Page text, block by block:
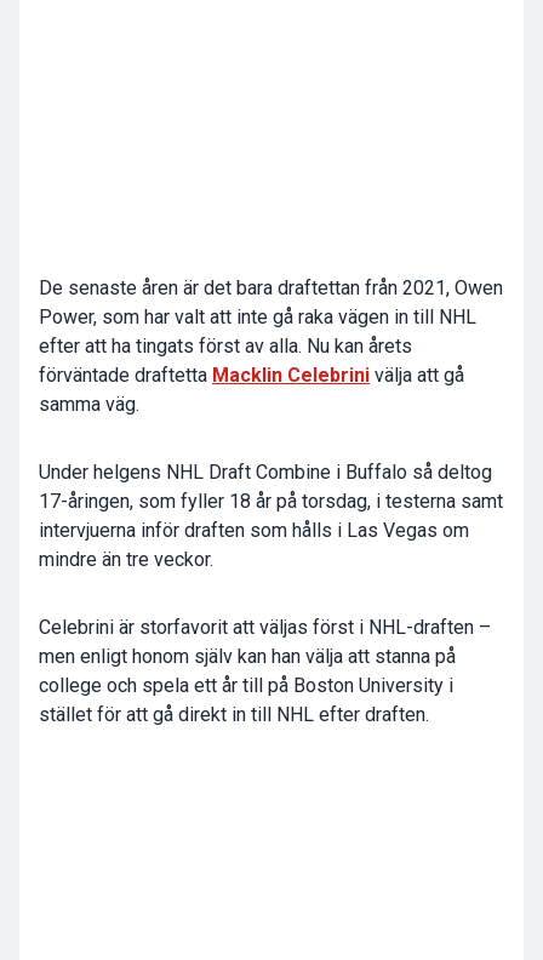
De senaste åren är det bara draftettan från 2021, Owen
Power, som har valt att inte gå raka vägen in till NHL
efter att ha tingats först av alla. Nu kan årets
förväntade draftetta Macklin Celebrini välja att gå
samma väg.
Under helgens NHL Draft Combine i Buffalo så deltog
17-åringen, som fyller 18 år på torsdag, i testerna samt
intervjuerna inför draften som hålls i Las Vegas om
mindre än tre veckor.
Celebrini är storfavorit att väljas först i NHL-draften –
men enligt honom själv kan han välja att stanna på
college och spela ett år till på Boston University i
stället för att gå direkt in till NHL efter draften.